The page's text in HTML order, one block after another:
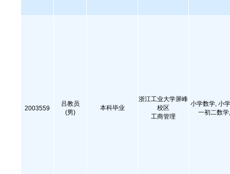
2003559
吕教员
(男)
本科毕业
浙江工业大学屏峰
校区
工商管理
小学数学, 小
一初二数